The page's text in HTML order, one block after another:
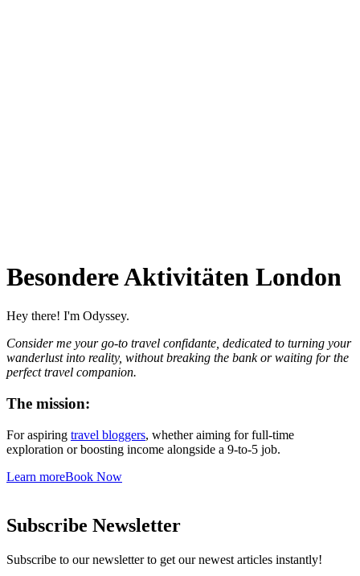
Besondere Aktivitäten London
Hey there! I'm Odyssey.
Consider me your go-to travel confidante, dedicated to turning your
wanderlust into reality, without breaking the bank or waiting for the
perfect travel companion.
The mission:
For aspiring travel bloggers, whether aiming for full-time
exploration or boosting income alongside a 9-to-5 job.
Learn moreBook Now
Subscribe Newsletter
Subscribe to our newsletter to get our newest articles instantly!